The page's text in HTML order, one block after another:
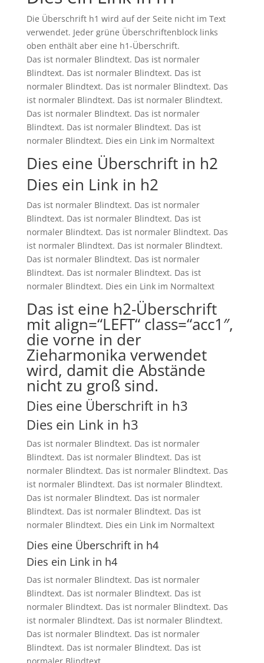
Die Überschrift h1 wird auf der Seite nicht im Text
verwendet. Jeder grüne Überschriftenblock links
oben enthält aber eine h1-Überschrift.
Das ist normaler Blindtext. Das ist normaler
Blindtext. Das ist normaler Blindtext. Das ist
normaler Blindtext. Das ist normaler Blindtext. Das
ist normaler Blindtext. Das ist normaler Blindtext.
Das ist normaler Blindtext. Das ist normaler
Blindtext. Das ist normaler Blindtext. Das ist
normaler Blindtext. Dies ein Link im Normaltext
Dies eine Überschrift in h2
Dies ein Link in h2
Das ist normaler Blindtext. Das ist normaler
Blindtext. Das ist normaler Blindtext. Das ist
normaler Blindtext. Das ist normaler Blindtext. Das
ist normaler Blindtext. Das ist normaler Blindtext.
Das ist normaler Blindtext. Das ist normaler
Blindtext. Das ist normaler Blindtext. Das ist
normaler Blindtext. Dies ein Link im Normaltext
Das ist eine h2-Überschrift
mit align=“LEFT“ class=“acc1″,
die vorne in der
Zieharmonika verwendet
wird, damit die Abstände
nicht zu groß sind.
Dies eine Überschrift in h3
Dies ein Link in h3
Das ist normaler Blindtext. Das ist normaler
Blindtext. Das ist normaler Blindtext. Das ist
normaler Blindtext. Das ist normaler Blindtext. Das
ist normaler Blindtext. Das ist normaler Blindtext.
Das ist normaler Blindtext. Das ist normaler
Blindtext. Das ist normaler Blindtext. Das ist
normaler Blindtext. Dies ein Link im Normaltext
Dies eine Überschrift in h4
Dies ein Link in h4
Das ist normaler Blindtext. Das ist normaler
Blindtext. Das ist normaler Blindtext. Das ist
normaler Blindtext. Das ist normaler Blindtext. Das
ist normaler Blindtext. Das ist normaler Blindtext.
Das ist normaler Blindtext. Das ist normaler
Blindtext. Das ist normaler Blindtext. Das ist